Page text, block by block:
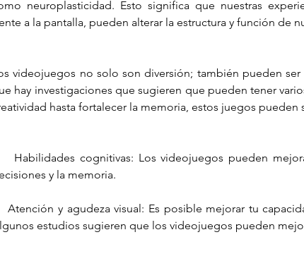
neuroplasticidad. Esto significa que nuestras
a la pantalla, pueden alterar la estructura y función de
videojuegos no solo son diversión; también pueden
hay investigaciones que sugieren que pueden tener
hasta fortalecer la memoria, estos juegos
Habilidades cognitivas: Los videojuegos pueden
y la memoria.
Atención y agudeza visual: Es posible mejorar tu
estudios sugieren que los videojuegos pueden